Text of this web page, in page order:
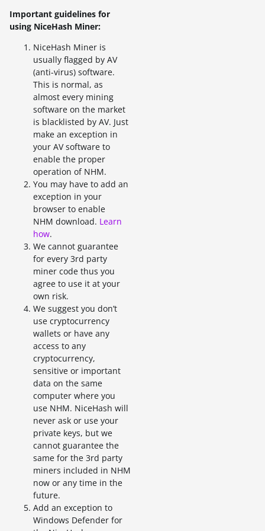
Important guidelines for
using NiceHash Miner:
NiceHash Miner is
usually flagged by AV
(anti-virus) software.
This is normal, as
almost every mining
software on the market
is blacklisted by AV. Just
make an exception in
your AV software to
enable the proper
operation of NHM.
You may have to add an
exception in your
browser to enable
NHM download. Learn
how.
We cannot guarantee
for every 3rd party
miner code thus you
agree to use it at your
own risk.
We suggest you don’t
use cryptocurrency
wallets or have any
access to any
cryptocurrency,
sensitive or important
data on the same
computer where you
use NHM. NiceHash will
never ask or use your
private keys, but we
cannot guarantee the
same for the 3rd party
miners included in NHM
now or any time in the
future.
Add an exception to
Windows Defender for